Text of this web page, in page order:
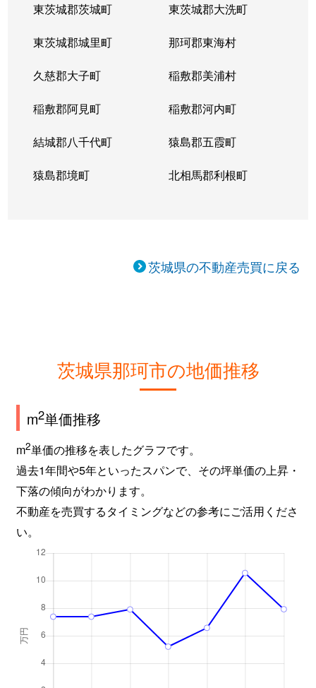
東茨城郡茨城町 東茨城郡大洗町
東茨城郡城里町 那珂郡東海村
久慈郡大子町 稲敷郡美浦村
稲敷郡阿見町 稲敷郡河内町
結城郡八千代町 猿島郡五霞町
猿島郡境町 北相馬郡利根町
茨城県の不動産売買に戻る
茨城県那珂市の地価推移
m2単価推移
m2単価の推移を表したグラフです。
過去1年間や5年といったスパンで、その坪単価の上昇・
下落の傾向がわかります。
不動産を売買するタイミングなどの参考にご活用くださ
い。